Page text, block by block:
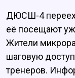
ДЮСШ-4
её посещают
Жители
шаговую
тренеров.